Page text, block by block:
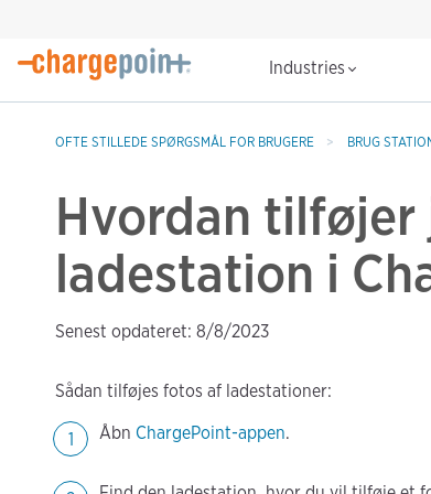
Industries
OFTE STILLEDE SPØRGSMÅL FOR BRUGERE BRUG
Hvordan
ladestation i
Senest opdateret: 8/8/2023
Sådan tilføjes fotos af ladestationer:
Åbn ChargePoint-appen.